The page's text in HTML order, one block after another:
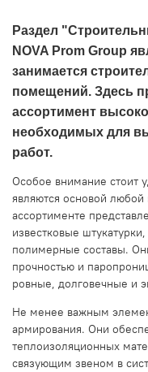
Раздел
NOVA Prom Group
занимается
помещений. Здесь
ассортимент
необходимых для
работ.
Особое внимание стоит
являются основой любой
ассортименте
известковые
полимерные составы.
прочностью и
ровные, долговечные и
Не менее важным
армирования. Они
теплоизоляционных
связующим звеном в